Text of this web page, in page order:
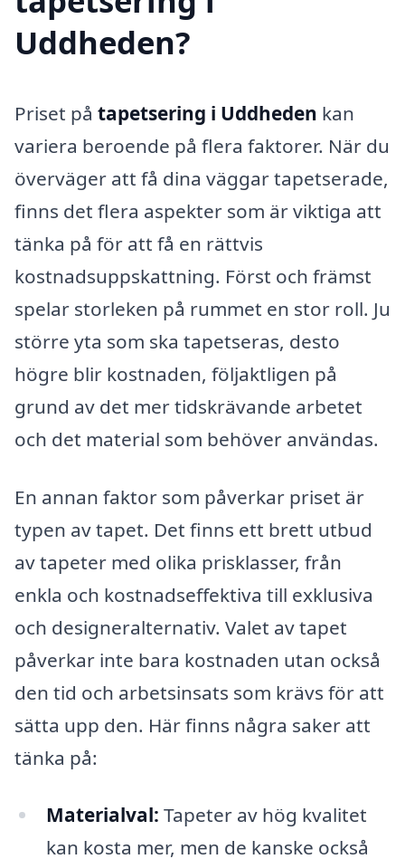
Uddheden?
Priset på tapetsering i Uddheden kan
variera beroende på flera faktorer. När du
överväger att få dina väggar tapetserade,
finns det flera aspekter som är viktiga att
tänka på för att få en rättvis
kostnadsuppskattning. Först och främst
spelar storleken på rummet en stor roll. Ju
större yta som ska tapetseras, desto
högre blir kostnaden, följaktligen på
grund av det mer tidskrävande arbetet
och det material som behöver användas.
En annan faktor som påverkar priset är
typen av tapet. Det finns ett brett utbud
av tapeter med olika prisklasser, från
enkla och kostnadseffektiva till exklusiva
och designeralternativ. Valet av tapet
påverkar inte bara kostnaden utan också
den tid och arbetsinsats som krävs för att
sätta upp den. Här finns några saker att
tänka på:
Materialval: Tapeter av hög kvalitet
kan kosta mer, men de kanske också